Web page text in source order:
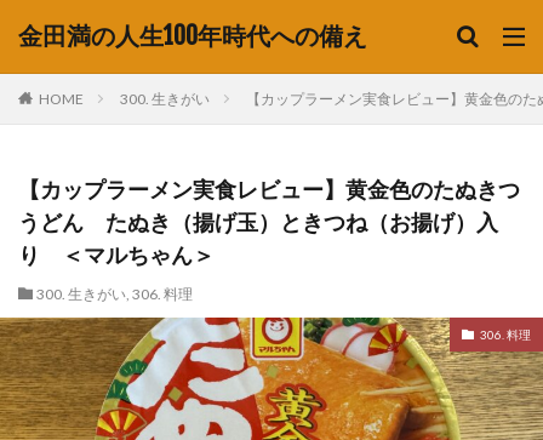
金田満の人生100年時代への備え
HOME 300. 生きがい 【カップラーメン実食レビュー】黄金色
【カップラーメン実食レビュー】黄金色のたぬきつ
うどん たぬき（揚げ玉）ときつね（お揚げ）入
り ＜マルちゃん＞
300. 生きがい, 306. 料理
306. 料理